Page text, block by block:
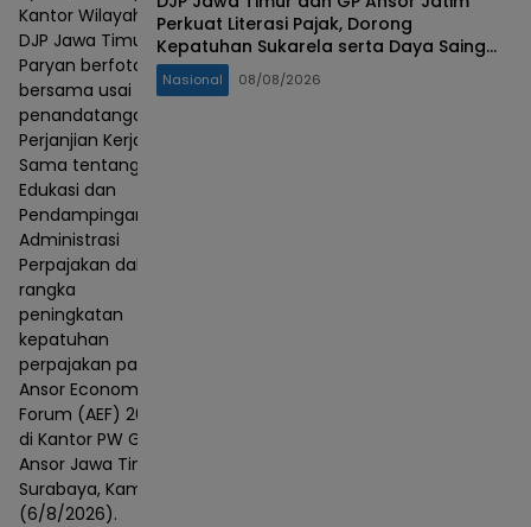
Kantor Wilayah
DJP Jawa Timur III
Paryan berfoto
bersama usai
penandatanganan
Perjanjian Kerja
Sama tentang
Edukasi dan
Pendampingan
Administrasi
Perpajakan dalam
rangka
peningkatan
kepatuhan
perpajakan pada
Ansor Economic
Forum (AEF) 2026
di Kantor PW GP
Ansor Jawa Timur,
Surabaya, Kamis
(6/8/2026).
Perkuat Literasi Pajak, Dorong
Kepatuhan Sukarela serta Daya Saing
UMKM
Nasional 08/08/2026